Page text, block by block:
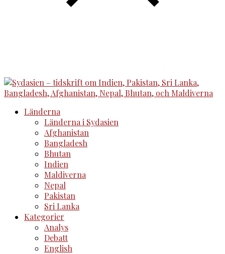
Länderna
Länderna i Sydasien
Afghanistan
Bangladesh
Bhutan
Indien
Maldiverna
Nepal
Pakistan
Sri Lanka
Kategorier
Analys
Debatt
English